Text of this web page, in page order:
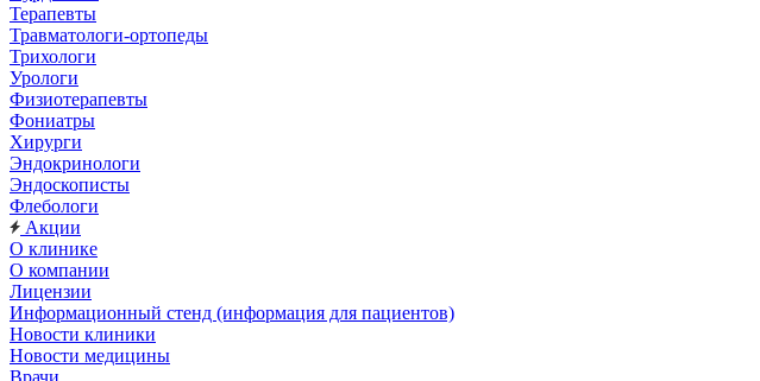
Терапевты
Травматологи-ортопеды
Трихологи
Урологи
Физиотерапевты
Фониатры
Хирурги
Эндокринологи
Эндоскописты
Флебологи
Акции
О клинике
О компании
Лицензии
Информационный стенд (информация для пациентов)
Новости клиники
Новости медицины
Врачи